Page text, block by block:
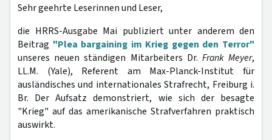
Sehr geehrte Leserinnen und Leser,
die HRRS-Ausgabe Mai publiziert unter anderem den
Beitrag "Plea bargaining im Krieg gegen den Terror"
unseres neuen ständigen Mitarbeiters Dr. Frank Meyer,
LL.M. (Yale), Referent am Max-Planck-Institut für
ausländisches und internationales Strafrecht, Freiburg i.
Br. Der Aufsatz demonstriert, wie sich der besagte
"Krieg" auf das amerikanische Strafverfahren praktisch
auswirkt.